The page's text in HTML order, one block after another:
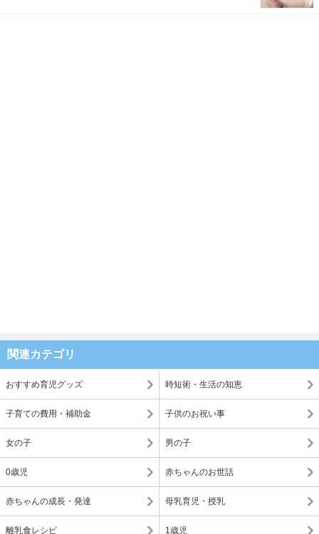
関連カテゴリ
おすすめ育児グッズ 時短術・生活の知恵
子育ての費用・補助金 子供のお祝い事
女の子 男の子
0歳児 赤ちゃんのお世話
赤ちゃんの成長・発達 母乳育児・授乳
離乳食レシピ 1歳児